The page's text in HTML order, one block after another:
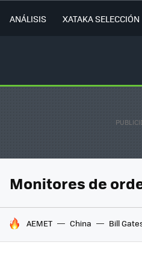
ANÁLISIS XATAKA SELECCIÓN
Monitores de
HOY SE HABLA DE
AEMET China Bill